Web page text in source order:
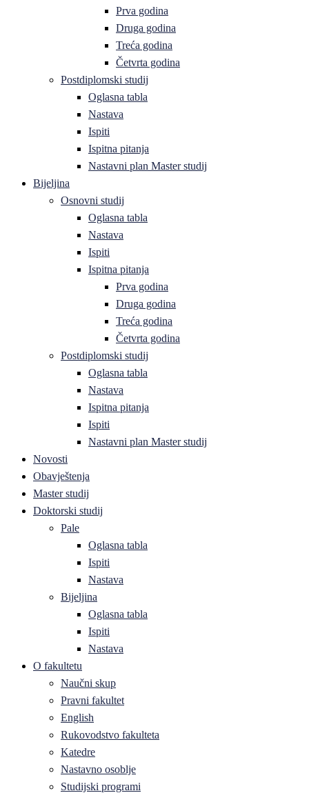
Prva godina
Druga godina
Treća godina
Četvrta godina
Postdiplomski studij
Oglasna tabla
Nastava
Ispiti
Ispitna pitanja
Nastavni plan Master studij
Bijeljina
Osnovni studij
Oglasna tabla
Nastava
Ispiti
Ispitna pitanja
Prva godina
Druga godina
Treća godina
Četvrta godina
Postdiplomski studij
Oglasna tabla
Nastava
Ispitna pitanja
Ispiti
Nastavni plan Master studij
Novosti
Obavještenja
Master studij
Doktorski studij
Pale
Oglasna tabla
Ispiti
Nastava
Bijeljina
Oglasna tabla
Ispiti
Nastava
O fakultetu
Naučni skup
Pravni fakultet
English
Rukovodstvo fakulteta
Katedre
Nastavno osoblje
Studijski programi